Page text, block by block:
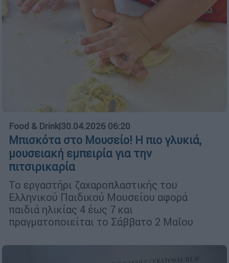
Food & Drink|30.04.2026 06:20
Μπισκότα στο Μουσείο! Η πιο γλυκιά,
μουσειακή εμπειρία για την
πιτσιρικαρία
Το εργαστήρι ζαχαροπλαστικής του
Ελληνικού Παιδικού Μουσείου αφορά
παιδιά ηλικίας 4 έως 7 και
πραγματοποιείται το Σάββατο 2 Μαΐου